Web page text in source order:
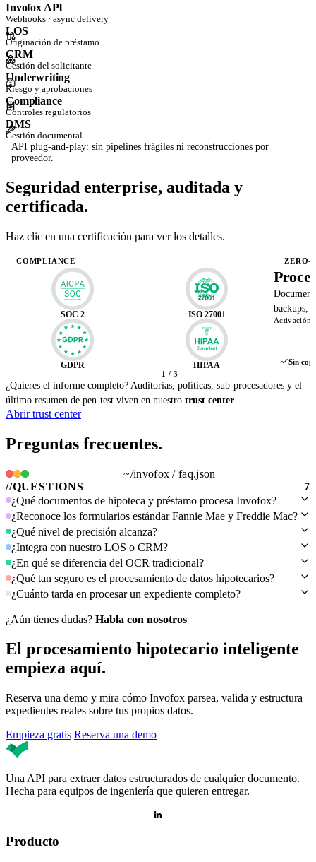
Invofox API
Webhooks · async delivery
LOS
Originación de préstamo
CRM
Gestión del solicitante
Underwriting
Riesgo y aprobaciones
Compliance
Controles regulatorios
DMS
Gestión documental
API plug-and-play: sin pipelines frágiles ni reconstrucciones por
proveedor.
Seguridad enterprise, auditada y
certificada.
Haz clic en una certificación para ver los detalles.
COMPLIANCE
SOC 2 ISO 27001
GDPR HIPAA
ZERO-
backups,
Activación
Sin
1 / 3
¿Quieres el informe completo? Auditorías, políticas, sub-procesadores y el
último resumen de pen-test viven en nuestro trust center
Abrir trust center
Preguntas frecuentes.
~/invofox / faq.json
//QUESTIONS
7
¿Qué documentos de hipoteca y préstamo procesa Invofox?
¿Reconoce los formularios estándar Fannie Mae y Freddie Mac?
¿Qué nivel de precisión alcanza?
¿Integra con nuestro LOS o CRM?
¿En qué se diferencia del OCR tradicional?
¿Qué tan seguro es el procesamiento de datos hipotecarios?
¿Cuánto tarda en procesar un expediente completo?
¿Aún tienes dudas? Habla con nosotros
El procesamiento hipotecario inteligente
empieza aquí.
Reserva una demo y mira cómo Invofox parsea, valida y estructura
expedientes reales sobre tus propios datos.
Empieza gratis Reserva una demo
Una API para extraer datos estructurados de cualquier documento.
Hecha para equipos de ingeniería que quieren entregar.
Producto